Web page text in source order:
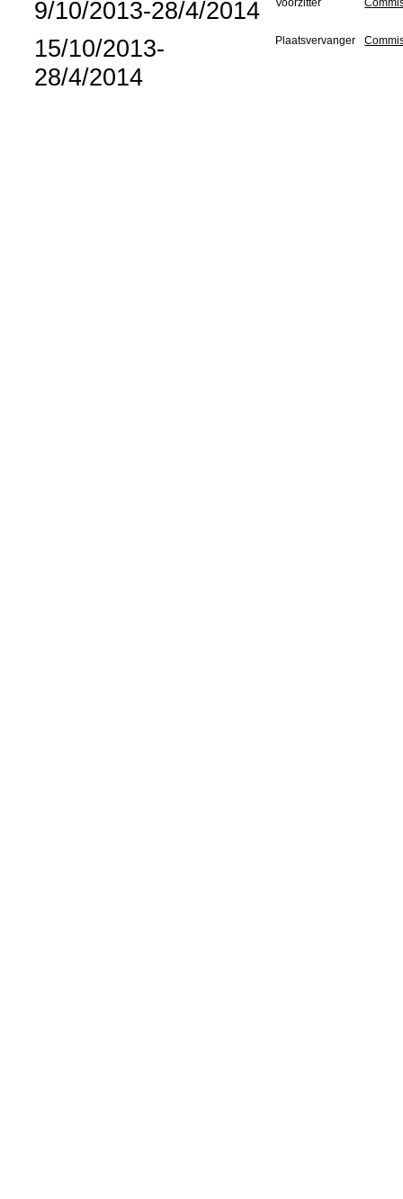
9/10/2013-28/4/2014 Voorzitter
15/10/2013-
28/4/2014
Plaatsvervanger